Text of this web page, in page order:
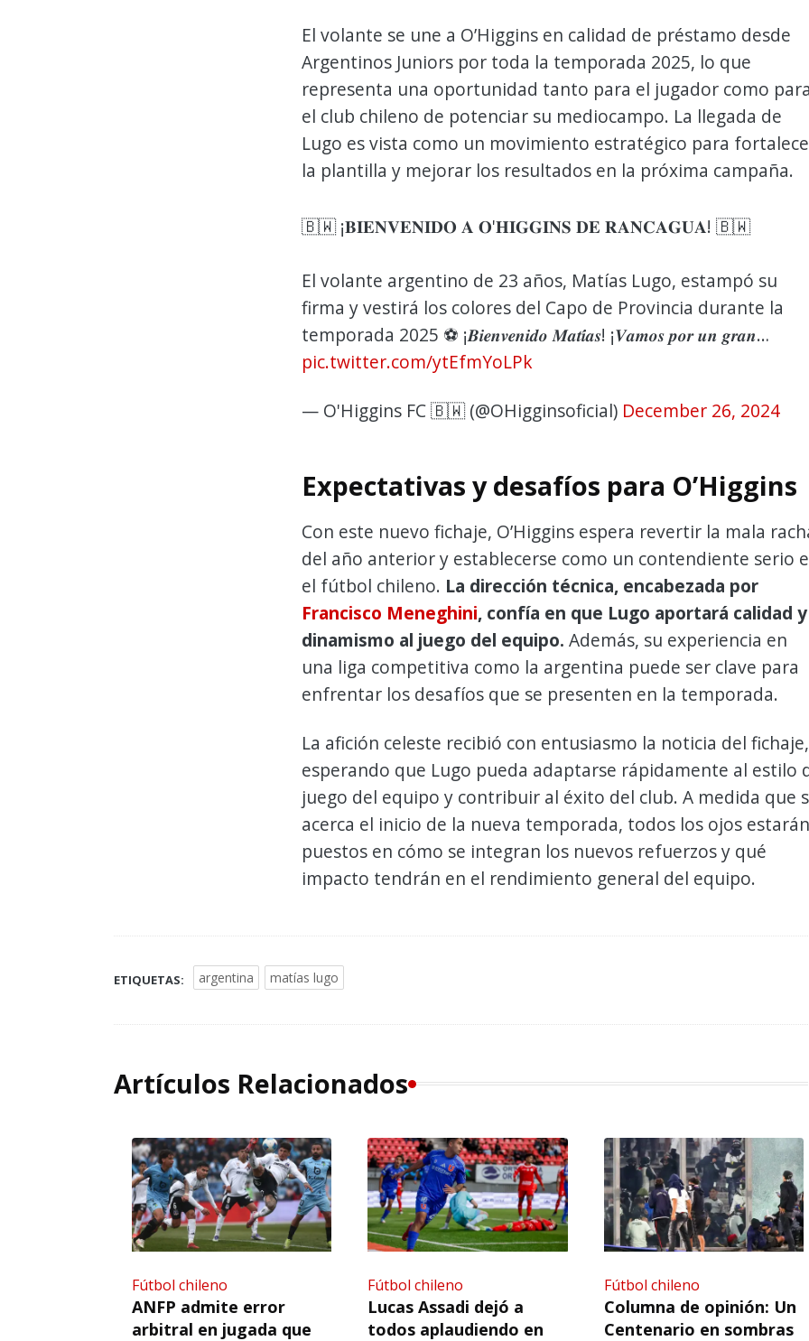
El volante se une a O’Higgins en calidad de préstamo desde
Argentinos Juniors por toda la temporada 2025, lo que
representa una oportunidad tanto para el jugador como
el club chileno de potenciar su mediocampo. La llegada de
Lugo es vista como un movimiento estratégico para
la plantilla y mejorar los resultados en la próxima campaña.
🇧🇼 ¡𝐁𝐈𝐄𝐍𝐕𝐄𝐍𝐈𝐃𝐎 𝐀 𝐎'𝐇𝐈𝐆𝐆𝐈𝐍𝐒 𝐃𝐄 𝐑𝐀𝐍𝐂𝐀𝐆𝐔𝐀! 🇧🇼
El volante argentino de 23 años, Matías Lugo, estampó su
firma y vestirá los colores del Capo de Provincia durante la
temporada 2025 ⚽ ¡𝑩𝒊𝒆𝒏𝒗𝒆𝒏𝒊𝒅𝒐 𝑴𝒂𝒕𝒊́𝒂𝒔! ¡𝑽𝒂𝒎𝒐𝒔 𝒑𝒐𝒓 𝒖𝒏 𝒈𝒓𝒂𝒏…
pic.twitter.com/ytEfmYoLPk
— O'Higgins FC 🇧🇼 (@OHigginsoficial) December 26, 2024
Expectativas y desafíos para O’Higgins
Con este nuevo fichaje, O’Higgins espera revertir la mala
del año anterior y establecerse como un contendiente serio
el fútbol chileno. La dirección técnica, encabezada por
Francisco Meneghini, confía en que Lugo aportará calidad y
dinamismo al juego del equipo. Además, su experiencia en
una liga competitiva como la argentina puede ser clave para
enfrentar los desafíos que se presenten en la temporada.
La afición celeste recibió con entusiasmo la noticia del fichaje,
esperando que Lugo pueda adaptarse rápidamente al estilo
juego del equipo y contribuir al éxito del club. A medida que
acerca el inicio de la nueva temporada, todos los ojos estarán
puestos en cómo se integran los nuevos refuerzos y qué
impacto tendrán en el rendimiento general del equipo.
ETIQUETAS: argentina matías lugo
Artículos Relacionados
Fútbol chileno
ANFP admite error
arbitral en jugada que
Fútbol chileno
Lucas Assadi dejó a
todos aplaudiendo en
Fútbol chileno
Columna de opinión: Un
Centenario en sombras